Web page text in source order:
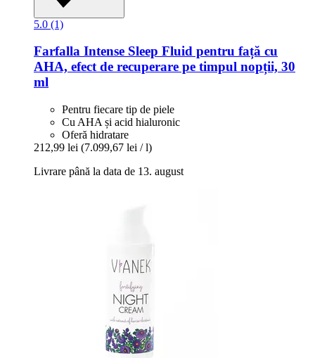
5.0 (1)
Farfalla Intense Sleep Fluid pentru față cu
AHA, efect de recuperare pe timpul nopții, 30
ml
Pentru fiecare tip de piele
Cu AHA și acid hialuronic
Oferă hidratare
212,99 lei (7.099,67 lei / l)
Livrare până la data de 13. august